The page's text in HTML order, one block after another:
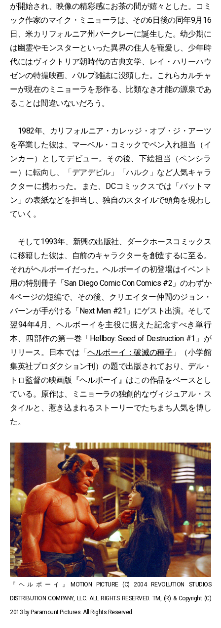
が開始され、映像の精彩感にお茶の間が嬉々とした。コミ
ック作家のマイク・ミニョーラは、その6日後の同年9月16
日、米カリフォルニア州バークレーに誕生した。幼少期に
は幽霊やモンスターといった異界の住人を寵愛し、少年時
代にはヴィクトリア朝時代の古典文学、レイ・ハリーハウ
ゼンの特撮映画、パルプ雑誌に没頭した。これらカルチャ
ーが現在のミニョーラを形作る、比類なき才能の源泉であ
ることは間違いないだろう。
1982年、カリフォルニア・カレッジ・オブ・ジ・アーツ
を卒業した彼は、マーベル・コミックでペン入れ担当（イ
ンカー）としてデビュー。その後、下絵担当（ペンシラ
ー）に転向し、「デアデビル」「ハルク」など人気キャラ
クターに携わった。また、DCコミックスでは「バットマ
ン」の表紙などを担当し、独自のスタイルで頭角を現わし
ていく。
そして1993年、新興の出版社、ダークホースコミックス
に移籍した彼は、自前のキャラクターを創造するに至る。
それがヘルボーイだった。ヘルボーイの初登場はイベント
用の特別冊子「San Diego Comic Con Comics #2」のわずか
4ページの短編で、その後、クリエイター仲間のジョン・
バーンが手がける「Next Men #21」にゲスト出演。そして
翌94年4月、ヘルボーイを主役に据えた記念すべき単行
本、四部作の第一巻「Hellboy: Seed of Destruction #1」が
リリース。日本では「ヘルボーイ：破滅の種子 」（小学館
集英社プロダクション刊）の題で出版されており、デル・
トロ監督の映画版『ヘルボーイ』はこの作品をベースとし
ている。原作は、ミニョーラの独創的なヴィジュアル・ス
タイルと、惹き込まれるストーリーでたちまち人気を博し
た。
『ヘルボーイ』MOTION PICTURE (C) 2004 REVOLUTION STUDIOS
DISTRIBUTION COMPANY, LLC. ALL RIGHTS RESERVED. TM, (R) & Copyright (C)
2013 by Paramount Pictures. All Rights Reserved.